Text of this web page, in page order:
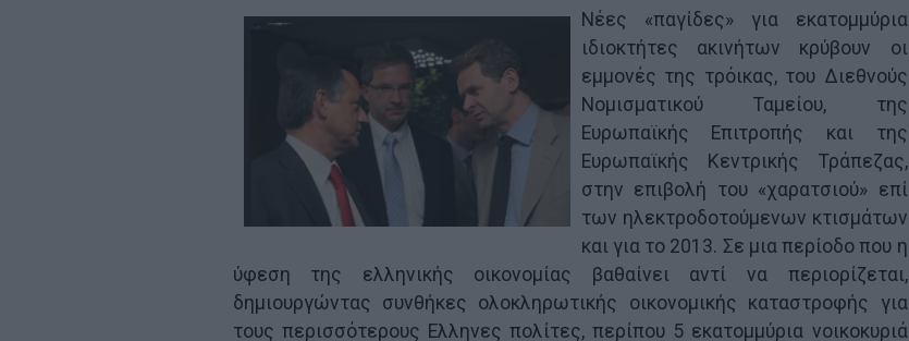
Νέες «παγίδες» για εκατομμύρια
ιδιοκτήτες ακινήτων κρύβουν οι
εμμονές της τρόικας, του Διεθνούς
Νομισματικού Ταμείου, της
Ευρωπαϊκής Επιτροπής και της
Ευρωπαϊκής Κεντρικής Τράπεζας,
στην επιβολή του «χαρατσιού» επί
των ηλεκτροδοτούμενων κτισμάτων
και για το 2013. Σε μια περίοδο που η
ύφεση της ελληνικής οικονομίας βαθαίνει αντί να περιορίζεται,
δημιουργώντας συνθήκες ολοκληρωτικής οικονομικής καταστροφής για
τους περισσότερους Ελληνες πολίτες, περίπου 5 εκατομμύρια νοικοκυριά